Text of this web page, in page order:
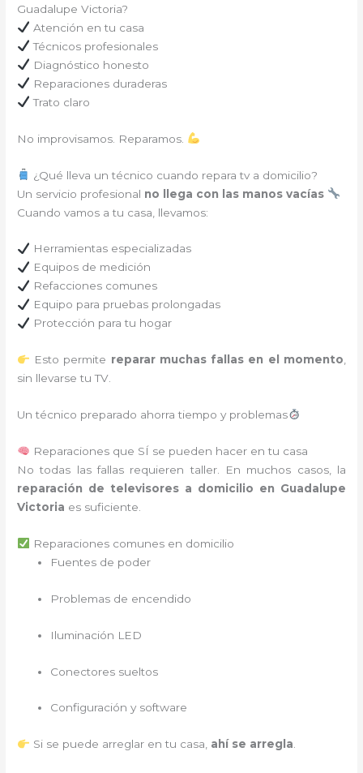
Guadalupe Victoria?
Atención en tu casa
Técnicos profesionales
Diagnóstico honesto
Reparaciones duraderas
Trato claro
No improvisamos. Reparamos.
¿Qué lleva un técnico cuando repara tv a domicilio?
Un servicio profesional no llega con las manos vacías
Cuando vamos a tu casa, llevamos:
Herramientas especializadas
Equipos de medición
Refacciones comunes
Equipo para pruebas prolongadas
Protección para tu hogar
Esto permite reparar muchas fallas en el momento,
sin llevarse tu TV.
Un técnico preparado ahorra tiempo y problemas
Reparaciones que SÍ se pueden hacer en tu casa
No todas las fallas requieren taller. En muchos casos, la
reparación de televisores a domicilio en Guadalupe
Victoria es suficiente.
Reparaciones comunes en domicilio
Fuentes de poder
Problemas de encendido
Iluminación LED
Conectores sueltos
Configuración y software
Si se puede arreglar en tu casa, ahí se arregla.